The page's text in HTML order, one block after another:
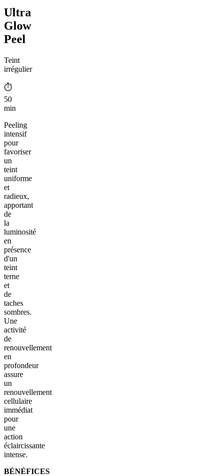
Ultra
Glow
Peel
Teint
irrégulier
⏱︎
50
min
Peeling
intensif
pour
favoriser
un
teint
uniforme
et
radieux,
apportant
de
la
luminosité
en
présence
d'un
teint
terne
et
de
taches
sombres.
Une
activité
de
renouvellement
en
profondeur
assure
un
renouvellement
cellulaire
immédiat
pour
une
action
éclaircissante
intense.
BÉNÉFICES